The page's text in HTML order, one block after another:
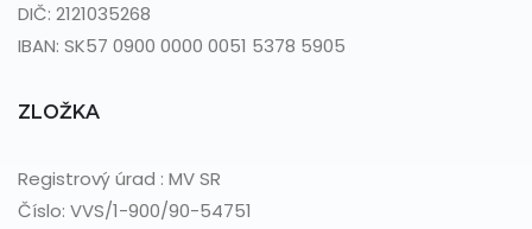
DIČ: 2121035268
IBAN: SK57 0900 0000 0051 5378 5905
ZLOŽKA
Registrový úrad : MV SR
Číslo: VVS/1-900/90-54751